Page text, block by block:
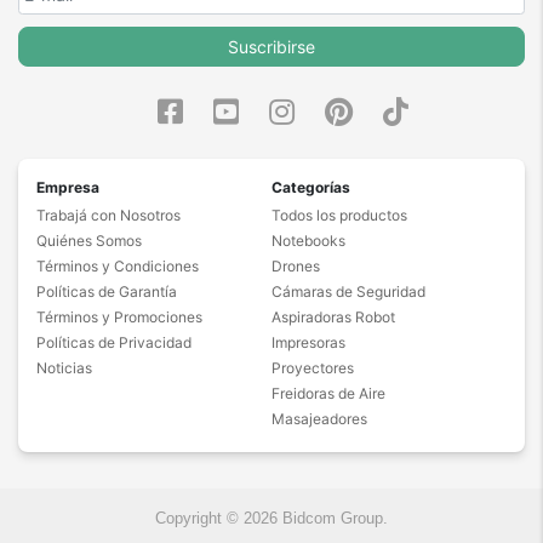
100% de calificaciones
positivas en MercadoLibre.
5 estrellas de 5 en Google.
positivos en todos nuestros
productos.
Seguro de cobertura en tus
envíos.
Garantía oficial y directa con
nosotros.
Suscribirse
Empresa
Trabajá con Nosotros
Quiénes Somos
Términos y Condiciones
Políticas de Garantía
Términos y Promociones
Políticas de Privacidad
Noticias
Categorías
Todos los productos
Notebooks
Drones
Cámaras de Seguridad
Aspiradoras Robot
Impresoras
Proyectores
Freidoras de Aire
Masajeadores
Copyright © 2026 Bidcom Group.